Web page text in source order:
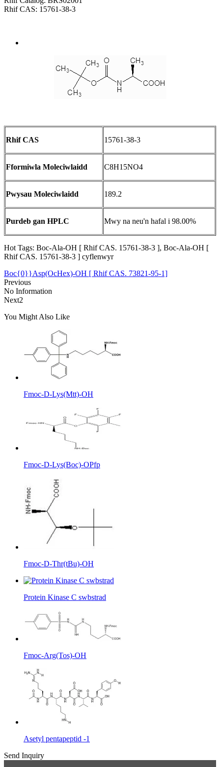
Rhif CAS: 15761-38-3
Rhif CAS 15761-38-3
Fformiwla Moleciwlaidd C8H15NO4
Pwysau Moleciwlaidd 189.2
Purdeb gan HPLC Mwy na neu'n hafal i 98.00%
Hot Tags: Boc-Ala-OH [ Rhif CAS. 15761-38-3 ], Boc-Ala-OH [
Rhif CAS. 15761-38-3 ] cyflenwyr
Boc{0}}Asp(OcHex)-OH [ Rhif CAS. 73821-95-1]
Previous
No Information
Next2
You Might Also Like
Fmoc-D-Lys(Mtt)-OH
Fmoc-D-Lys(Boc)-OPfp
Fmoc-D-Thr(tBu)-OH
Protein Kinase C swbstrad
Fmoc-Arg(Tos)-OH
Asetyl pentapeptid -1
Send Inquiry